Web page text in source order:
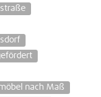
nach Maß